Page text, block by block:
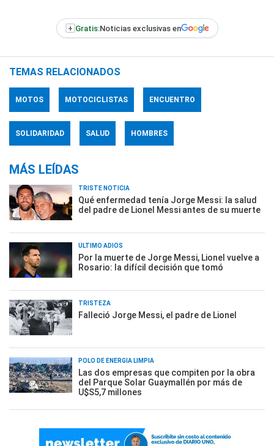
+ Gratis:Noticias exclusivas en
TEMAS RELACIONADOS
MOTOS MOTOCICLISTAS ENCUENTRO
SOLIDARIDAD SALUD HOMBRES
MÁS LEÍDAS
TRISTE NOTICIA
Qué enfermedad tenía Jorge Messi: la salud
del padre de Lionel Messi antes de su muerte
ÚLTIMO ADIÓS
Por la muerte de Jorge Messi, Lionel vuelve a
Rosario: la difícil decisión que tomó
TRISTEZA
Falleció Jorge Messi, el padre de Lionel
POLO DE ENERGÍA LIMPIA
Las dos empresas que compiten por la obra
del Parque Solar Guaymallén por más de
U$S5,7 millones